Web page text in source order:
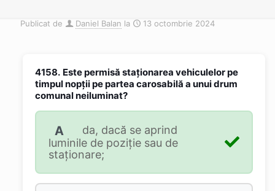
Publicat de Daniel Balan la 13 octombrie 2024
4158. Este permisă staționarea vehiculelor pe
timpul nopții pe partea carosabilă a unui drum
comunal neiluminat?
A
da, dacă se aprind
luminile de poziție sau de
staționare;